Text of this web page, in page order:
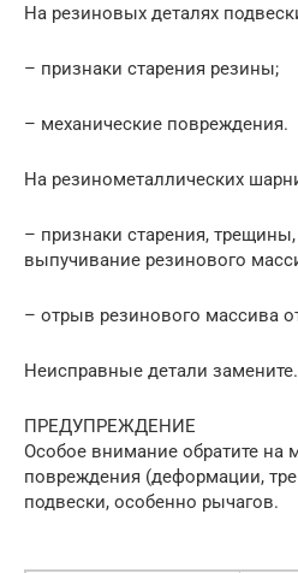
На резиновых деталях
– признаки старения резины;
– механические повреждения.
На резинометаллических
– признаки старения,
выпучивание резинового
– отрыв резинового массива
Неисправные детали замените.
ПРЕДУПРЕЖДЕНИЕ
Особое внимание обратите на
повреждения (деформации,
подвески, особенно рычагов.